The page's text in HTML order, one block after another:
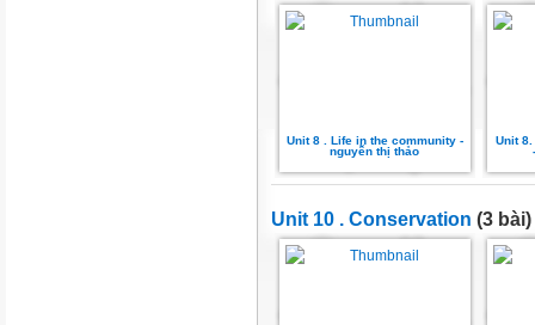
Unit 8 . Life in the community -
nguyễn thị thảo
Unit
Unit 10 . Conservation (3 bài)